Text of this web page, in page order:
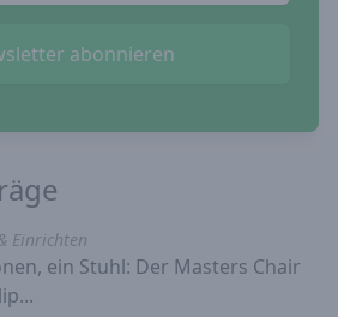
abonnieren
Einrichten
ein Stuhl: Der Masters Chair